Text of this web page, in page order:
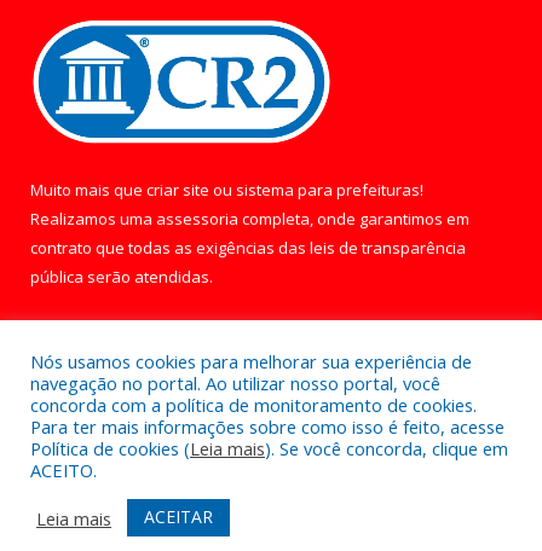
Muito mais que criar site ou sistema para prefeituras!
Realizamos uma assessoria completa, onde garantimos em
contrato que todas as exigências das leis de transparência
pública serão atendidas.
Todos os direitos reservados a Câmara Municipal de Óbidos.
Mapa do Site
Acessar Área Administrativa
Acessar Webmail
Nós usamos cookies para melhorar sua experiência de
navegação no portal. Ao utilizar nosso portal, você
concorda com a política de monitoramento de cookies.
Para ter mais informações sobre como isso é feito, acesse
Política de cookies (Leia mais). Se você concorda, clique em
ACEITO.
Leia mais
ACEITAR